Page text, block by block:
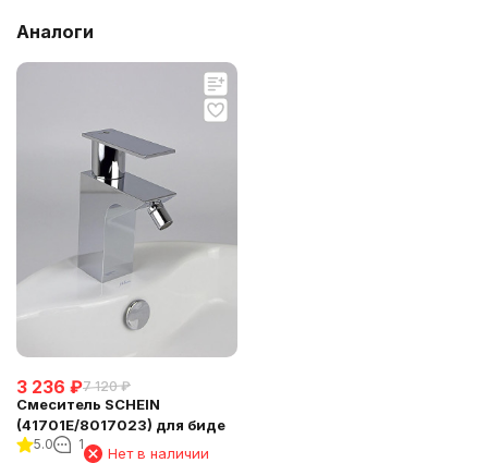
Аналоги
3 236 ₽7 120 ₽
Смеситель SCHEIN
(41701E/8017023) для биде
5.0 1
Нет в наличии